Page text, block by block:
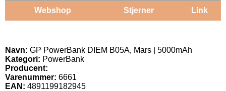
Webshop Stjerner Link
Navn: GP PowerBank DIEM B05A, Mars | 5000mAh
Kategori: PowerBank
Producent:
Varenummer: 6661
EAN: 4891199182945